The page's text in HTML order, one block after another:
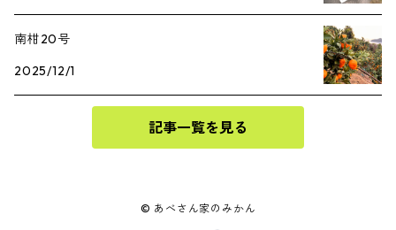
南柑20号
2025/12/1
記事一覧を見る
© あべさん家のみかん